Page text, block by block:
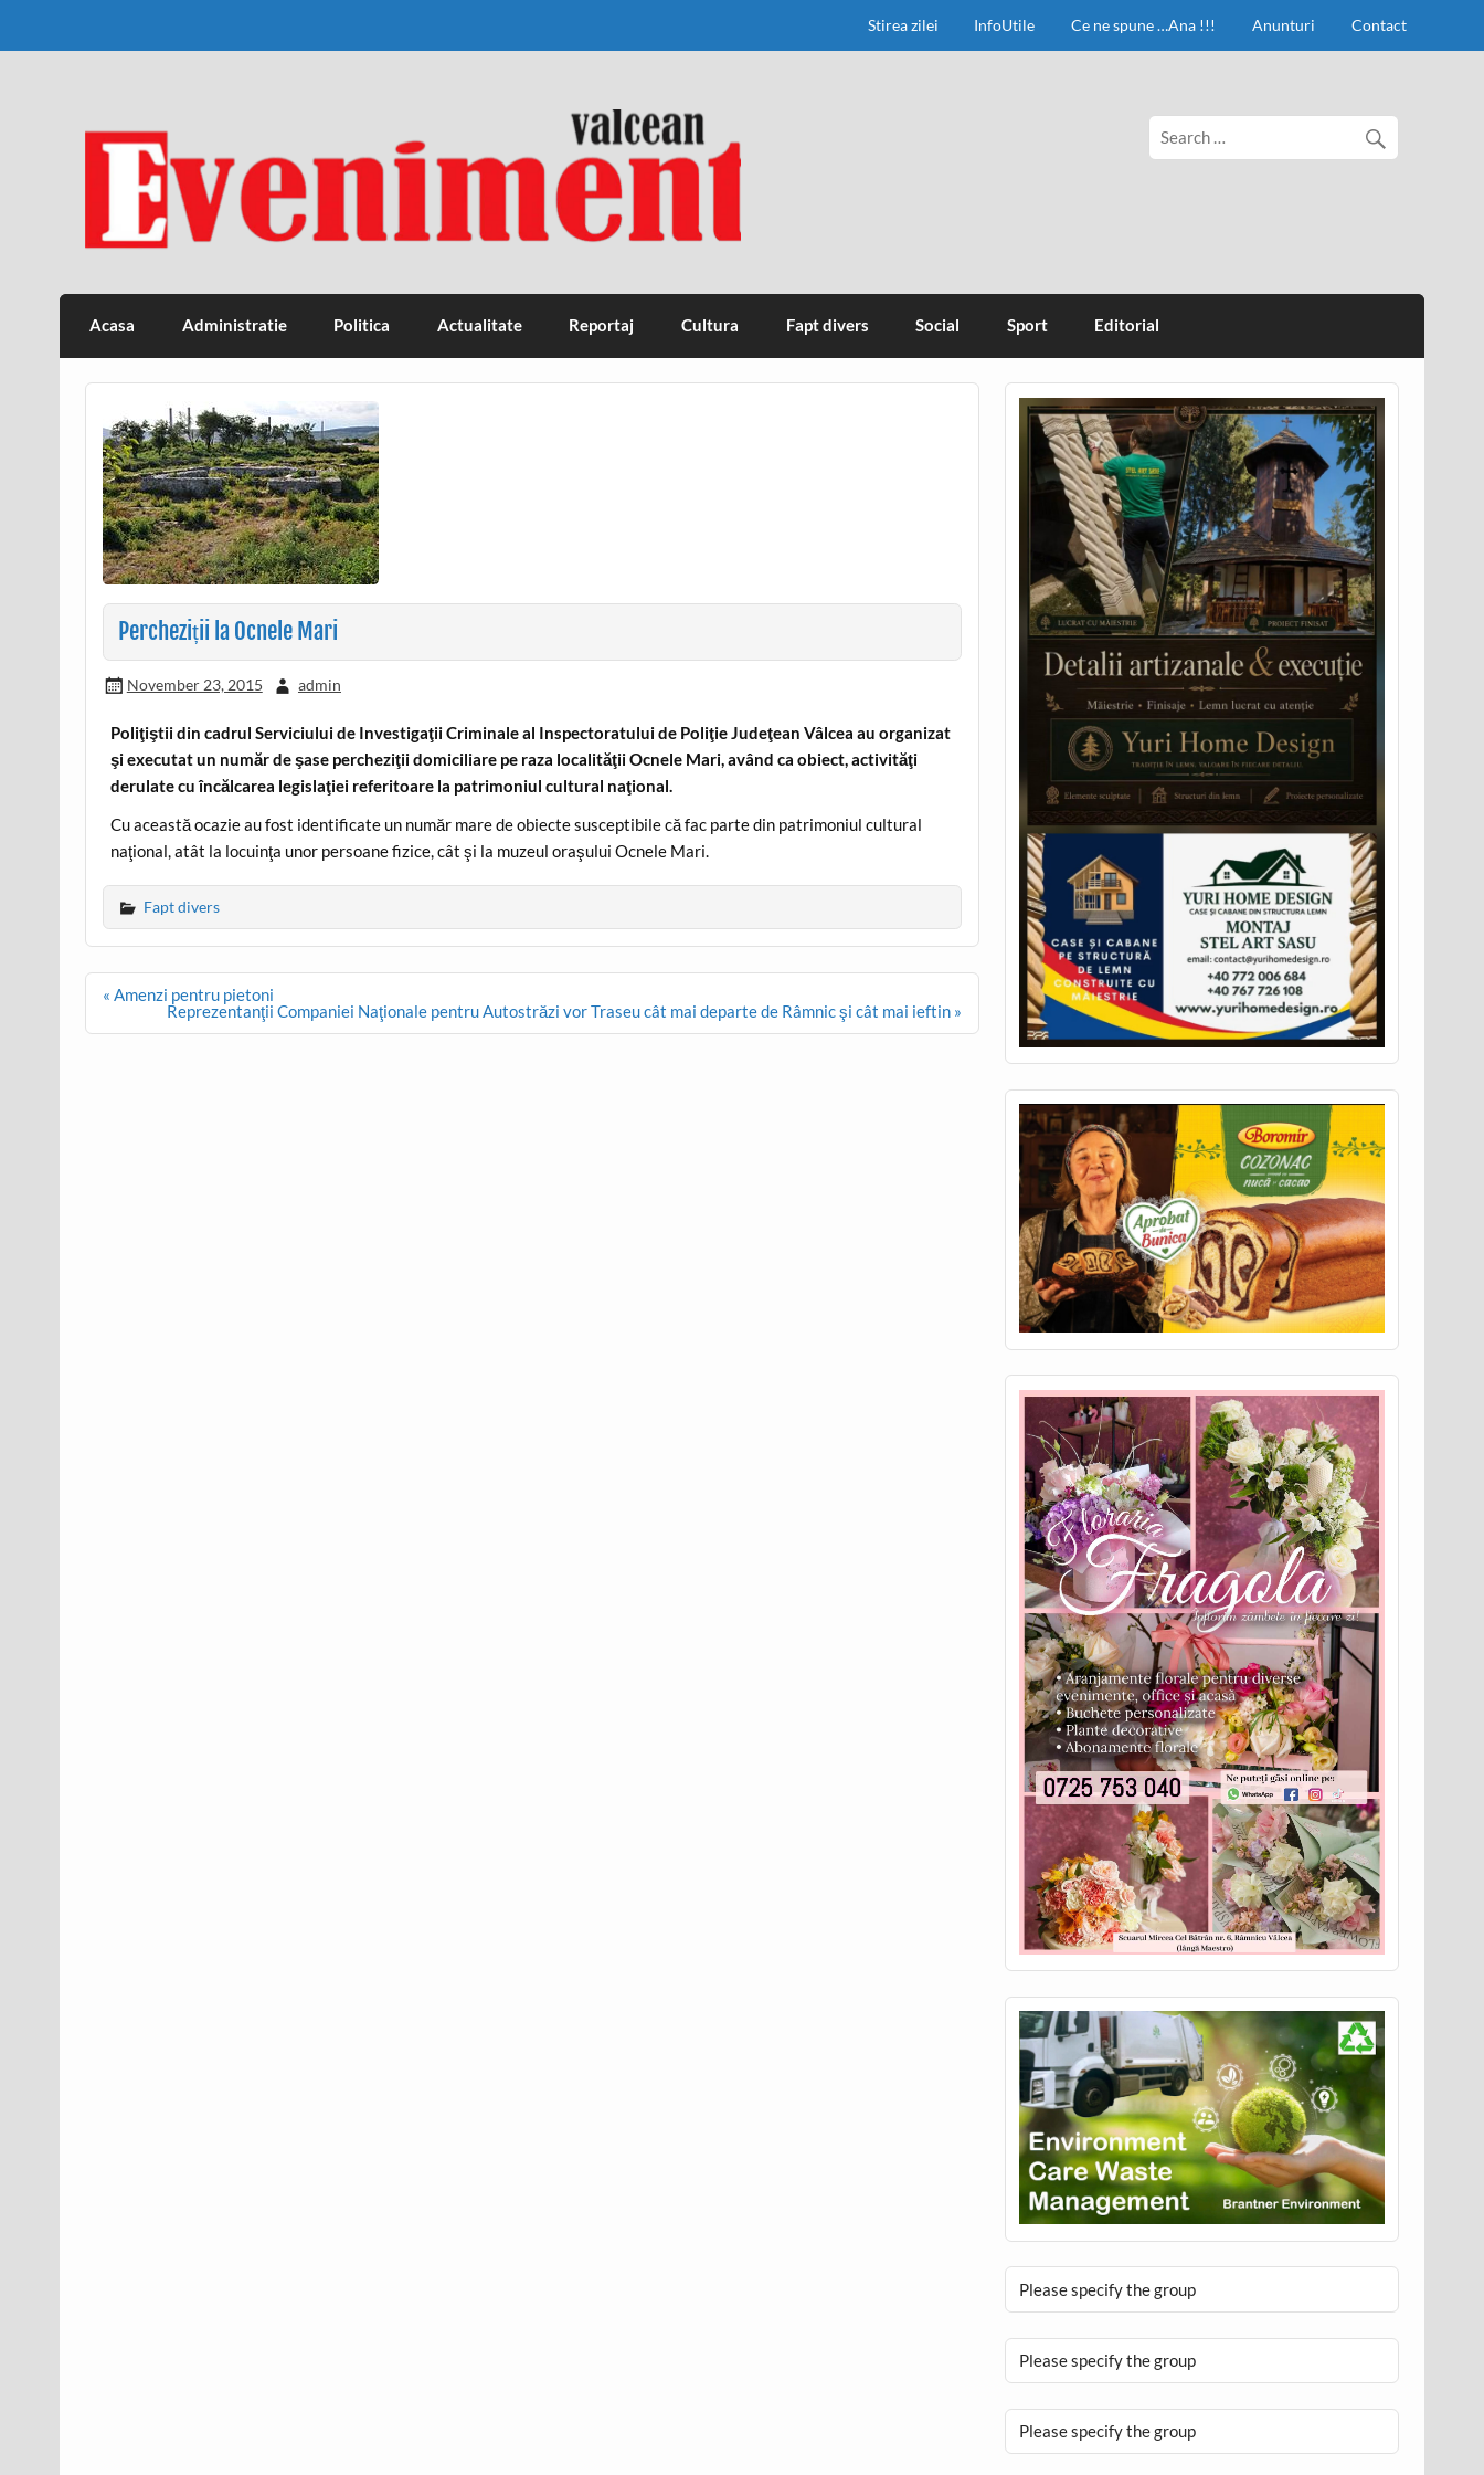
Stirea zilei InfoUtile Ce ne spune …Ana !!! Anunturi Contact
Eveniment Valcean
Acasa Administratie Politica Actualitate Reportaj Cultura Fapt divers Social Sport Editorial
Percheziții la Ocnele Mari
November 23, 2015 admin
Poliţiştii din cadrul Serviciului de Investigaţii Criminale al Inspectoratului de Poliţie Judeţean Vâlcea au organizat
şi executat un număr de şase percheziţii domiciliare pe raza localităţii Ocnele Mari, având ca obiect, activităţi
derulate cu încălcarea legislaţiei referitoare la patrimoniul cultural naţional.
Cu această ocazie au fost identificate un număr mare de obiecte susceptibile că fac parte din patrimoniul cultural
naţional, atât la locuinţa unor persoane fizice, cât şi la muzeul oraşului Ocnele Mari.
Fapt divers
Post
navigation
« Amenzi pentru pietoni
Reprezentanţii Companiei Naţionale pentru Autostrăzi vor Traseu cât mai departe de Râmnic şi cât mai ieftin »
Please specify the group
Please specify the group
Please specify the group